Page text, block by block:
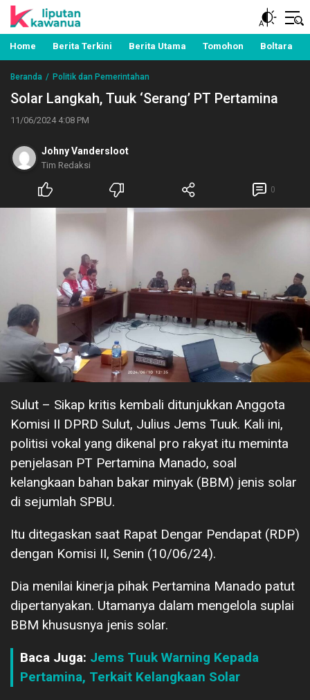
Liputan Kawanua
Berita Manado, Sulawesi Utara, Kawanua, Politik,
Pemerintahan, Hukum Kriminal dan Nasional
Home Berita Terkini Berita Utama Tomohon Boltara
Beranda Politik dan Pemerintahan
Solar Langkah, Tuuk ‘Serang’ PT Pertamina
11/06/2024 4:08 PM
Johny Vandersloot
Tim Redaksi
0
Sulut – Sikap kritis kembali ditunjukkan Anggota
Komisi II DPRD Sulut, Julius Jems Tuuk. Kali ini,
politisi vokal yang dikenal pro rakyat itu meminta
penjelasan PT Pertamina Manado, soal
kelangkaan bahan bakar minyak (BBM) jenis solar
di sejumlah SPBU.
Itu ditegaskan saat Rapat Dengar Pendapat (RDP)
dengan Komisi II, Senin (10/06/24).
Dia menilai kinerja pihak Pertamina Manado patut
dipertanyakan. Utamanya dalam mengelola suplai
BBM khususnya jenis solar.
Baca Juga: Jems Tuuk Warning Kepada
Pertamina, Terkait Kelangkaan Solar